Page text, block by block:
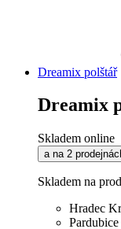
Dreamix polštář
Dreamix
Skladem online
a na 2
Skladem na
Hradec
Pardubice